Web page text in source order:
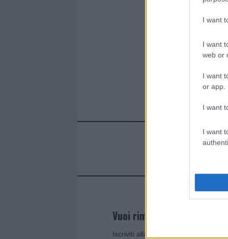
I want
I want
web or
I want
or app.
I want
I want
re
Vuoi rimanere sempre
Iscriviti alla newsletter di Gallura